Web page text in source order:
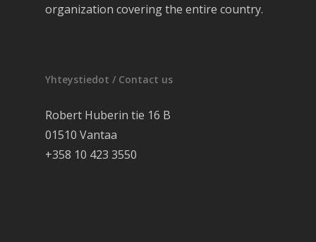
organization covering the entire country.
Yhteystiedot / Contact us
Robert Huberin tie 16 B
01510 Vantaa
+358 10 423 3550